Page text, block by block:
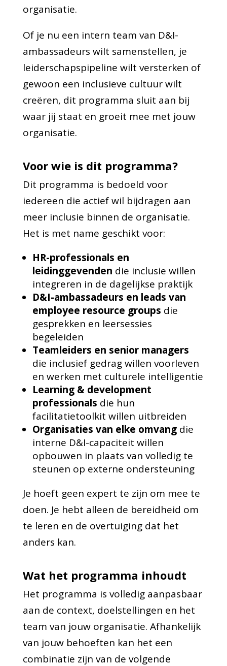
organisatie.
Of je nu een intern team van D&I-
ambassadeurs wilt samenstellen, je
leiderschapspipeline wilt versterken of
gewoon een inclusieve cultuur wilt
creëren, dit programma sluit aan bij
waar jij staat en groeit mee met jouw
organisatie.
Voor wie is dit programma?
Dit programma is bedoeld voor
iedereen die actief wil bijdragen aan
meer inclusie binnen de organisatie.
Het is met name geschikt voor:
HR-professionals en
leidinggevenden die inclusie willen
integreren in de dagelijkse praktijk
D&I-ambassadeurs en leads van
employee resource groups die
gesprekken en leersessies
begeleiden
Teamleiders en senior managers
die inclusief gedrag willen voorleven
en werken met culturele intelligentie
Learning & development
professionals die hun
facilitatietoolkit willen uitbreiden
Organisaties van elke omvangdie
interne D&I-capaciteit willen
opbouwen in plaats van volledig te
steunen op externe ondersteuning
Je hoeft geen expert te zijn om mee te
doen. Je hebt alleen de bereidheid om
te leren en de overtuiging dat het
anders kan.
Wat het programma inhoudt
Het programma is volledig aanpasbaar
aan de context, doelstellingen en het
team van jouw organisatie. Afhankelijk
van jouw behoeften kan het een
combinatie zijn van de volgende